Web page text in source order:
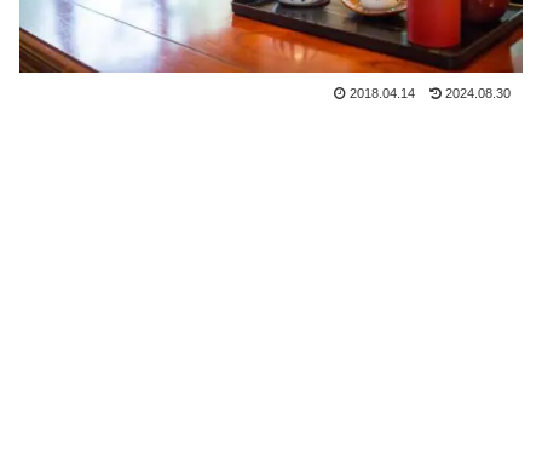
2018.04.14 2024.08.30